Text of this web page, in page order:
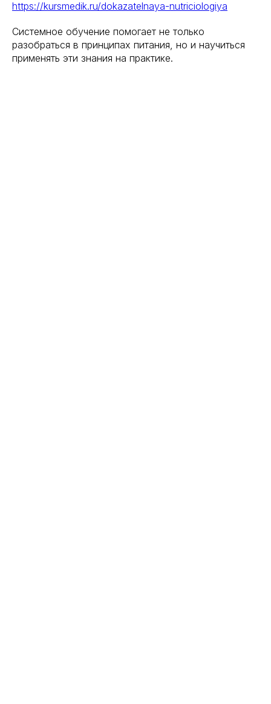
https://kursmedik.ru/dokazatelnaya-nutriciologiya
Системное обучение помогает не только
разобраться в принципах питания, но и научиться
применять эти знания на практике.